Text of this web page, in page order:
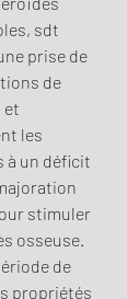
sdt
prise de
de
et
les
à un déficit
stimuler
osseuse.
de
propriétés